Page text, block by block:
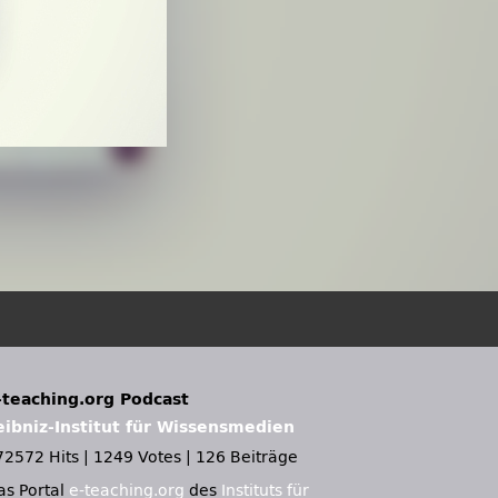
Podcast
Institut für Wissensmedien
Hits
1249 Votes
126 Beiträge
Portal e-teaching.org des Instituts für